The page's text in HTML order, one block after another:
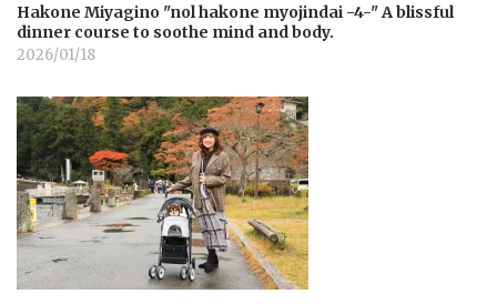
Hakone Miyagino "nol hakone myojindai -4-" A blissful
dinner course to soothe mind and body.
2026/01/18